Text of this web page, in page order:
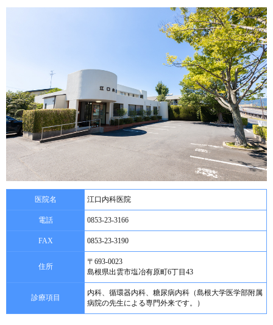
医院名 江口内科医院
電話 0853-23-3166
FAX 0853-23-3190
住所
〒693-0023
島根県出雲市塩冶有原町6丁目43
診療項目
内科、循環器内科、糖尿病内科（島根大学医学部附属
病院の先生による専門外来です。）